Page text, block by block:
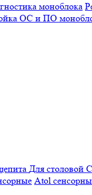
моноблока
ОС и ПО
Для столовой
Atol